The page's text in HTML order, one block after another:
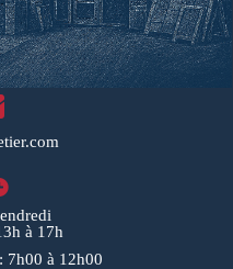
à 17h
7h00 à 12h00